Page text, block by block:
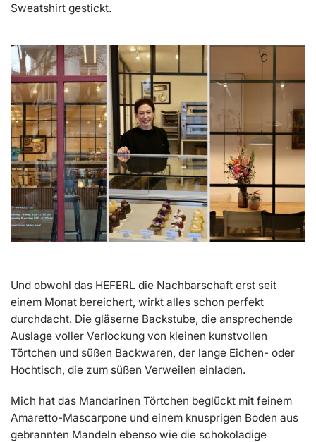
Sweatshirt gestickt.
Und obwohl das HEFERL die Nachbarschaft erst seit
einem Monat bereichert, wirkt alles schon perfekt
durchdacht. Die gläserne Backstube, die ansprechende
Auslage voller Verlockung von kleinen kunstvollen
Törtchen und süßen Backwaren, der lange Eichen- oder
Hochtisch, die zum süßen Verweilen einladen.
Mich hat das Mandarinen Törtchen beglückt mit feinem
Amaretto-Mascarpone und einem knusprigen Boden aus
gebrannten Mandeln ebenso wie die schokoladige